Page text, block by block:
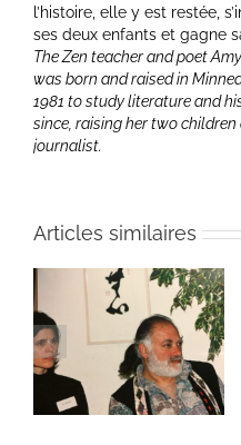
l’histoire, elle y est restée,
ses deux enfants et gagne
The Zen teacher and poet
was born and raised in
1981 to study literature and
since, raising her two
journalist.
Articles similaires
Une toile fraîche